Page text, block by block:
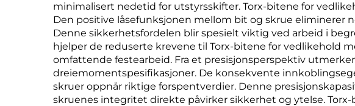
minimalisert nedetid for utstyrsskifter. Torx-bitene for
Den positive låsefunksjonen mellom bit og skrue eliminerer
Denne sikkerhetsfordelen blir spesielt viktig ved arbeid i
hjelper de reduserte krevene til Torx-bitene for vedlikehold
omfattende festearbeid. Fra et presisjonsperspektiv
dreiemomentspesifikasjoner. De konsekvente
skruer oppnår riktige forspentverdier. Denne
skruenes integritet direkte påvirker sikkerhet og ytelse.